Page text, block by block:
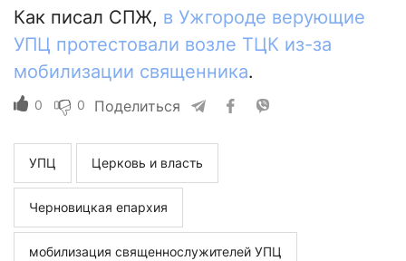
Как писал СПЖ, в Ужгороде верующие
УПЦ протестовали возле ТЦК из-за
мобилизации священника.
0 0 Поделиться
УПЦ Церковь и власть
Черновицкая епархия
мобилизация священнослужителей УПЦ